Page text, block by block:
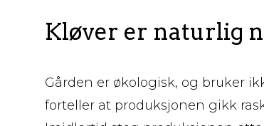
Kløver er naturlig
Gården er økologisk, og bruker
forteller at produksjonen gikk